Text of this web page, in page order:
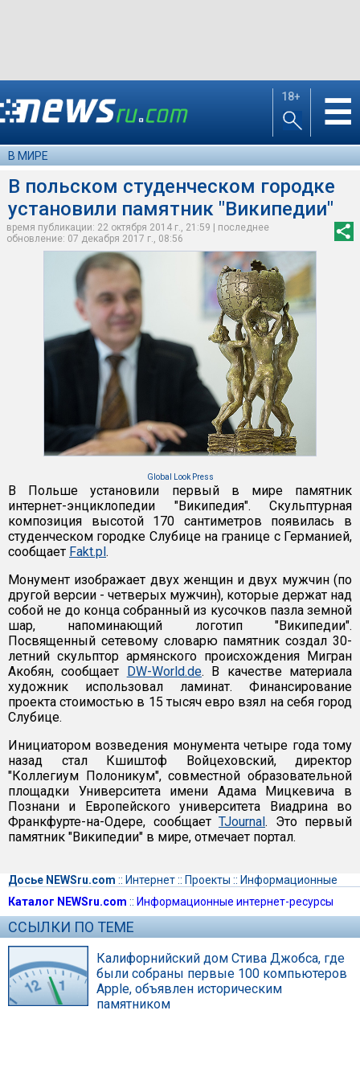
18+ ☰
В МИРЕ
В польском студенческом городке
установили памятник "Википедии"
время публикации: 22 октября 2014 г., 21:59 | последнее
обновление: 07 декабря 2017 г., 08:56
Global Look Press
В Польше установили первый в мире памятник
интернет-энциклопедии "Википедия". Скульптурная
композиция высотой 170 сантиметров появилась в
студенческом городке Слубице на границе с Германией,
сообщает Fakt.pl.
Монумент изображает двух женщин и двух мужчин (по
другой версии - четверых мужчин), которые держат над
собой не до конца собранный из кусочков пазла земной
шар, напоминающий логотип "Википедии".
Посвященный сетевому словарю памятник создал 30-
летний скульптор армянского происхождения Мигран
Акобян, сообщает DW-World.de. В качестве материала
художник использовал ламинат. Финансирование
проекта стоимостью в 15 тысяч евро взял на себя город
Слубице.
Инициатором возведения монумента четыре года тому
назад стал Кшиштоф Войцеховский, директор
"Коллегиум Полоникум", совместной образовательной
площадки Университета имени Адама Мицкевича в
Познани и Европейского университета Виадрина во
Франкфурте-на-Одере, сообщает TJournal. Это первый
памятник "Википедии" в мире, отмечает портал.
Досье NEWSru.com :: Интернет:: Проекты :: Информационные
Каталог NEWSru.com :: Информационные интернет-ресурсы
ССЫЛКИ ПО ТЕМЕ
Калифорнийский дом Стива Джобса, где
были собраны первые 100 компьютеров
Apple, объявлен историческим
памятником